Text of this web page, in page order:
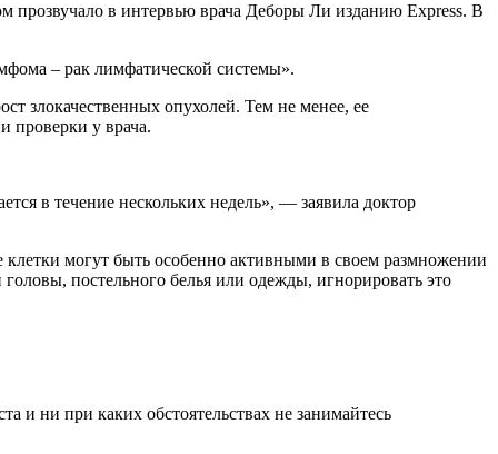
прозвучало в интервью врача Деборы Ли изданию Express. В
– рак лимфатической системы».
злокачественных опухолей. Тем не менее, ее
проверки у врача.
в течение нескольких недель», — заявила доктор
клетки могут быть особенно активными в своем размножении
постельного белья или одежды, игнорировать это
и ни при каких обстоятельствах не занимайтесь